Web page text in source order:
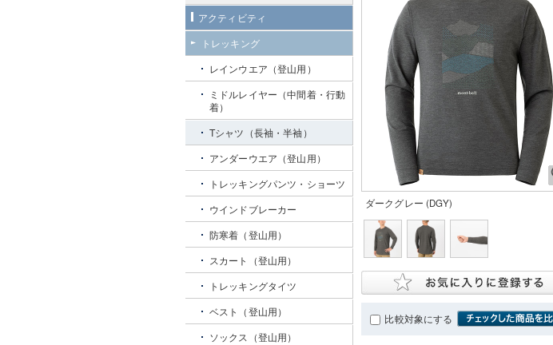
ダークグレー (DGY)
比較対象にする
アクティビティ
トレッキング
レインウエア（登山用）
ミドルレイヤー（中間着・行動
着）
Tシャツ（長袖・半袖）
アンダーウエア（登山用）
トレッキングパンツ・ショーツ
ウインドブレーカー
防寒着（登山用）
スカート（登山用）
トレッキングタイツ
ベスト（登山用）
ソックス（登山用）